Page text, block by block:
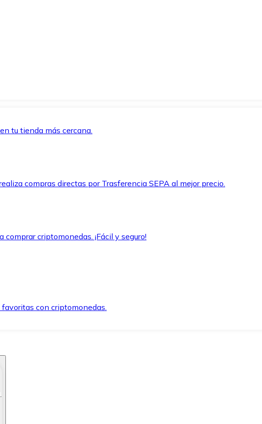
tu tienda más cercana.
compras directas por Trasferencia SEPA al mejor precio.
criptomonedas. ¡Fácil y seguro!
con criptomonedas.
métodos de pago.
y segura.